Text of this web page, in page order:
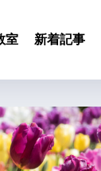
室 新着記事